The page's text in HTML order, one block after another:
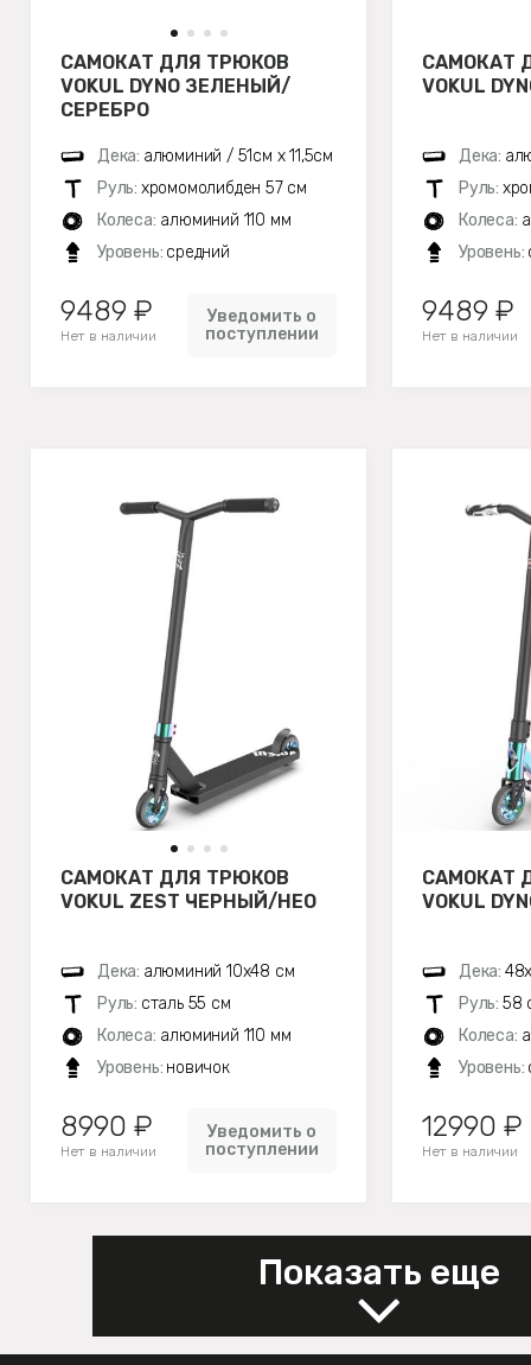
САМОКАТ ДЛЯ ТРЮКОВ
VOKUL DYNO ЗЕЛЕНЫЙ/
СЕРЕБРО
Дека: алюминий / 51см х 11,5см
Руль: хромомолибден 57 см
Колеса: алюминий 110 мм
Уровень: средний
9489 ₽
Нет в наличии
Уведомить о
поступлении
САМОКАТ
VOKUL
Дека:
Руль:
Колеса:
Уровень:
9489 ₽
Нет в наличии
САМОКАТ ДЛЯ ТРЮКОВ
VOKUL ZEST ЧЕРНЫЙ/НЕО
Дека: алюминий 10х48 см
Руль: сталь 55 см
Колеса: алюминий 110 мм
Уровень: новичок
8990 ₽
Нет в наличии
Уведомить о
поступлении
САМОКАТ
VOKUL
Дека:
Руль: 58
Колеса:
Уровень:
12990 ₽
Нет в наличии
Показать еще